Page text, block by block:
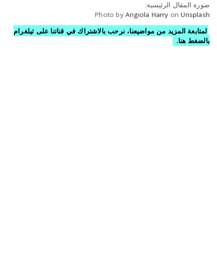
صورة المقال الرئيسية:
Photo byAngiola Harry on Unsplash
لمتابعة المزيد من مواضيعنا، نرحب بالاشتراك في قناتنا على تيلغرام
بالضغط هنا.